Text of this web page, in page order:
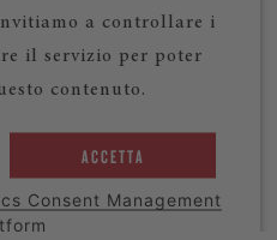
a controllare i
il servizio per poter
contenuto.
ACCETTA
Consent Management